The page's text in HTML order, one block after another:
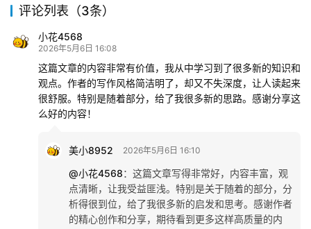
评论列表（3条）
小花4568
2026年5月6日 16:08
这篇文章的内容非常有价值，我从中学习到了很多新的知识和
观点。作者的写作风格简洁明了，却又不失深度，让人读起来
很舒服。特别是随着部分，给了我很多新的思路。感谢分享这
么好的内容！
美小8952 2026年5月6日 16:10
@小花4568： 这篇文章写得非常好，内容丰富，观
点清晰，让我受益匪浅。特别是关于随着的部分，分
析得很到位，给了我很多新的启发和思考。感谢作者
的精心创作和分享，期待看到更多这样高质量的内